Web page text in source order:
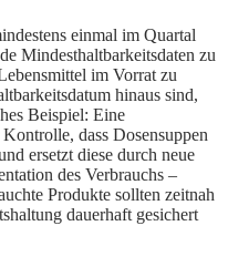
einmal im Quartal
Mindesthaltbarkeitsdaten zu
im Vorrat zu
hinaus sind,
Beispiel: Eine
dass Dosensuppen
ersetzt diese durch neue
des Verbrauchs –
Produkte sollten zeitnah
dauerhaft gesichert